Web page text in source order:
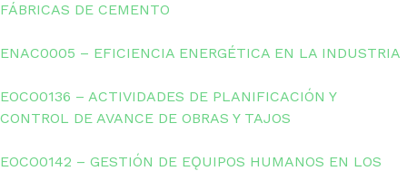
FÁBRICAS DE CEMENTO
ENAC0005 – EFICIENCIA ENERGÉTICA EN LA INDUSTRIA
EOCO0136 – ACTIVIDADES DE PLANIFICACIÓN Y
CONTROL DE AVANCE DE OBRAS Y TAJOS
EOCO0142 – GESTIÓN DE EǪUIPOS HUMANOS EN LOS